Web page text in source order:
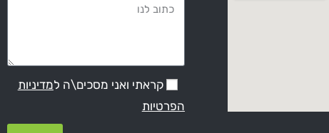
קראתי ואני מסכים\ה למדיניות
הפרטיות